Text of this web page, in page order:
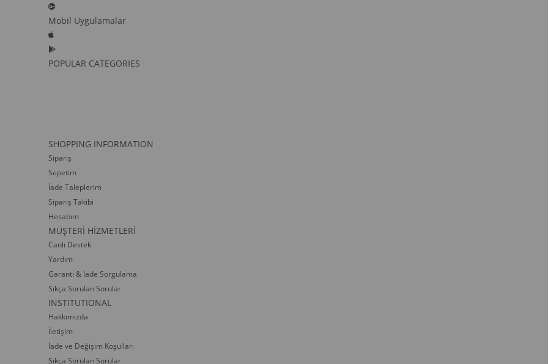
Mobil Uygulamalar
POPULAR CATEGORIES
SHOPPING INFORMATION
Sipariş
Sepetim
İade Taleplerim
Sipariş Takibi
Hesabım
MÜŞTERİ HİZMETLERİ
Canlı Destek
Yardım
Garanti & İade Sorgulama
Sıkça Sorulan Sorular
INSTITUTIONAL
Hakkımızda
İletişim
İade ve Değişim Koşulları
Sıkça Sorulan Sorular